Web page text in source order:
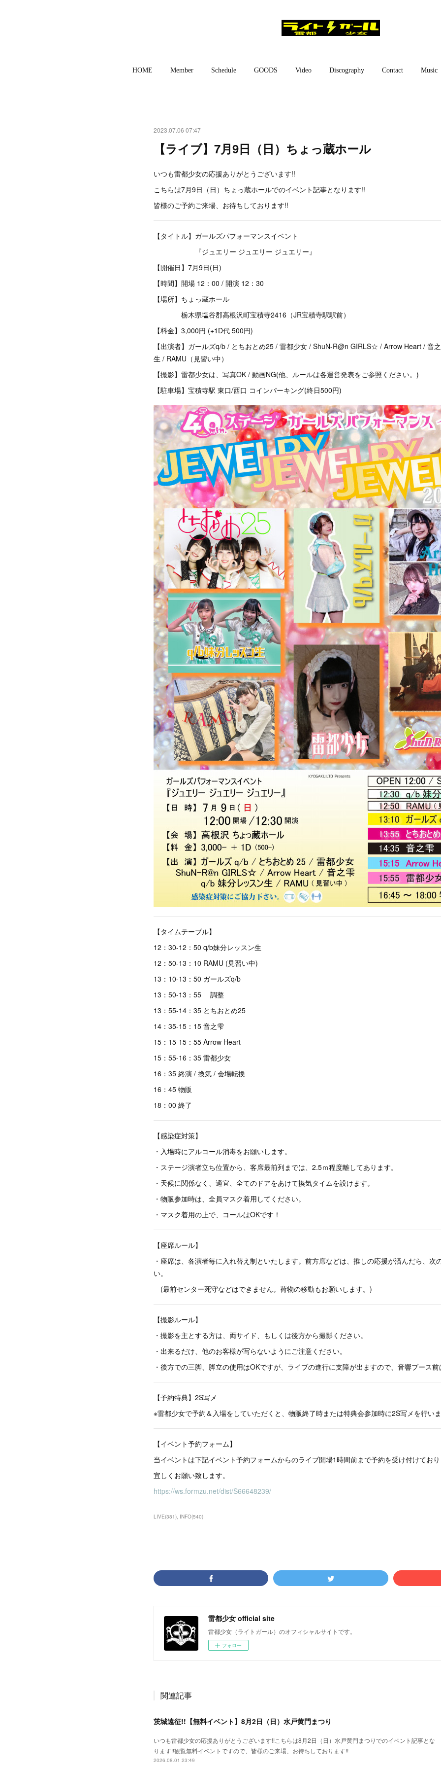
HOME Member Schedule GOODS Video Discography Contact Music
2023.07.06 07:47
【ライブ】7月9日（日）ちょっ蔵ホール
いつも雷都少女の応援ありがとうございます!!
こちらは7月9日（日）ちょっ蔵ホールでのイベント記事となります!!
皆様のご予約ご来場、お待ちしております!!
【タイトル】ガールズパフォーマンスイベント
『ジュエリー ジュエリー ジュエリー』
【開催日】7月9日(日)
【時間】開場 12：00 / 開演 12：30
【場所】ちょっ蔵ホール
栃木県塩谷郡高根沢町宝積寺2416（JR宝積寺駅駅前）
【料金】3,000円 (+1D代 500円)
【出演者】ガールズq/b / とちおとめ25 / 雷都少女 / ShuN-R@n GIRLS☆ / Arrow Heart / 音
生 / RAMU（見習い中）
【撮影】雷都少女は、写真OK / 動画NG(他、ルールは各運営発表をご参照ください。)
【駐車場】宝積寺駅 東口/西口 コインパーキング(終日500円)
【タイムテーブル】
12：30-12：50 q/b妹分レッスン生
12：50-13：10 RAMU (見習い中)
13：10-13：50 ガールズq/b
13：50-13：55 調整
13：55-14：35 とちおとめ25
14：35-15：15 音之雫
15：15-15：55 Arrow Heart
15：55-16：35 雷都少女
16：35 終演 / 換気 / 会場転換
16：45 物販
18：00 終了
【感染症対策】
・入場時にアルコール消毒をお願いします。
・ステージ演者立ち位置から、客席最前列までは、2.5ｍ程度離してあります。
・天候に関係なく、適宜、全てのドアをあけて換気タイムを設けます。
・物販参加時は、全員マスク着用してください。
・マスク着用の上で、コールはOKです！
【座席ルール】
・座席は、各演者毎に入れ替え制といたします。前方席などは、推しの応援が済んだら、次
い。
(最前センター死守などはできません。荷物の移動もお願いします。)
【撮影ルール】
・撮影を主とする方は、両サイド、もしくは後方から撮影ください。
・出来るだけ、他のお客様が写らないようにご注意ください。
・後方での三脚、脚立の使用はOKですが、ライブの進行に支障が出ますので、音響ブース前
【予約特典】2S写メ
※雷都少女で予約＆入場をしていただくと、物販終了時または特典会参加時に2S写メを行いま
【イベント予約フォーム】
当イベントは下記イベント予約フォームからのライブ開場1時間前まで予約を受け付けており
宜しくお願い致します。
https://ws.formzu.net/dist/S66648239/
LIVE(381) INFO(540)
雷都少女 official site
雷都少女（ライトガール）のオフィシャルサイトです。
フォロー
関連記事
茨城遠征!!【無料イベント】8月2日（日）水戸黄門まつり
いつも雷都少女の応援ありがとうございます!!こちらは8月2日（日）水戸黄門まつりでのイベント記事とな
ります!!観覧無料イベントですので、皆様のご来場、お待ちしております!!
2026.08.01 23:49